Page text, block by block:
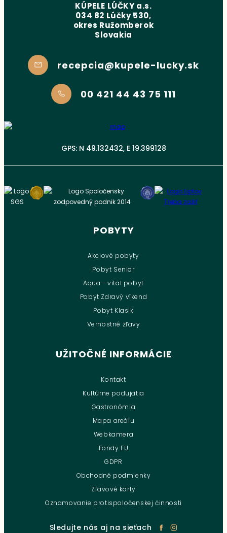
KÚPELE LÚČKY a.s.
034 82 Lúčky 530,
okres Ružomberok
Slovakia
recepcia@kupele-lucky.sk
00 421 44 43 75 111
GPS: N 49.132432, E 19.399128
POBYTY
Akciové pobyty
Pobyt Senior
Aqua - vital pobyt
Pobyt Zdravý víkend
Pobyt Klasik
Vernostné zľavy
UŽITOČNÉ INFORMÁCIE
Kontakt
Kultúrne podujatia
Gastronómia
Mapa areálu
Webkamera
Fondy EU
GDPR
Obchodné podmienky
Zľavové karty
Oznamovanie protispoločenskej činnosti
Sledujte nás aj na sieťach